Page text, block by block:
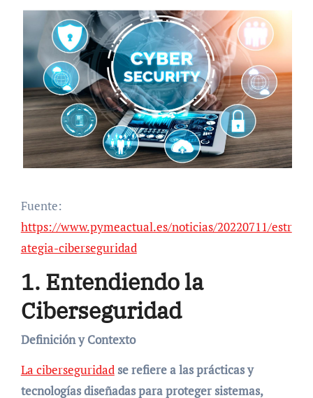
Fuente:
https://www.pymeactual.es/noticias/20220711/estr
ategia-ciberseguridad
1. Entendiendo la
Ciberseguridad
Definición y Contexto
La ciberseguridad se refiere a las prácticas y
tecnologías diseñadas para proteger sistemas,